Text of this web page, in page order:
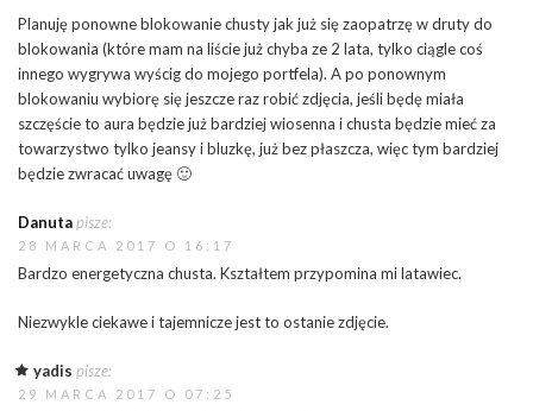
Planuję ponowne blokowanie chusty jak już się zaopatrzę w druty do
blokowania (które mam na liście już chyba ze 2 lata, tylko ciągle coś
innego wygrywa wyścig do mojego portfela). A po ponownym
blokowaniu wybiorę się jeszcze raz robić zdjęcia, jeśli będę miała
szczęście to aura będzie już bardziej wiosenna i chusta będzie mieć za
towarzystwo tylko jeansy i bluzkę, już bez płaszcza, więc tym bardziej
będzie zwracać uwagę 🙂
Danutapisze:
28 MARCA 2017 O 16:17
Bardzo energetyczna chusta. Kształtem przypomina mi latawiec.
Niezwykle ciekawe i tajemnicze jest to ostanie zdjęcie.
yadis pisze:
29 MARCA 2017 O 07:25